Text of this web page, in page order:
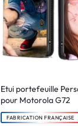
Etui portefeuille
pour Motorola G72
FABRICATION FRANÇAISE